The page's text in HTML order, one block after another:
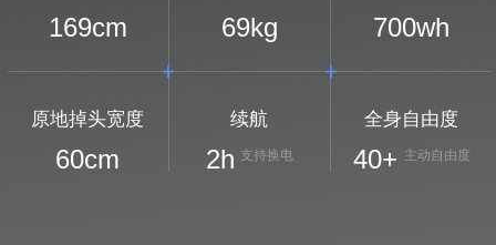
169cm 69kg 700wh
原地掉头宽度
60cm
续航
2h 支持换电
全身自由度
40+ 主动自由度